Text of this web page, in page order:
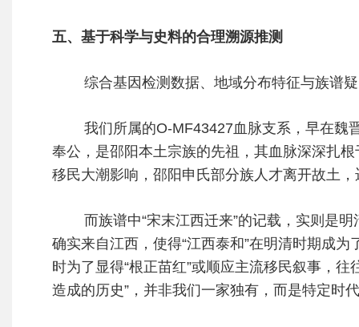
五、基于科学与史料的合理溯源推测
综合基因检测数据、地域分布特征与族谱疑
我们所属的O-MF43427血脉支系，早在魏晋
奉公，是邵阳本土宗族的先祖，其血脉深深扎
移民大潮影响，邵阳申氏部分族人才离开故土
而族谱中“宋末江西迁来”的记载，实则是明
确实来自江西，使得“江西泰和”在明清时期成
时为了显得“根正苗红”或顺应主流移民叙事，
造成的历史”，并非我们一家独有，而是特定时